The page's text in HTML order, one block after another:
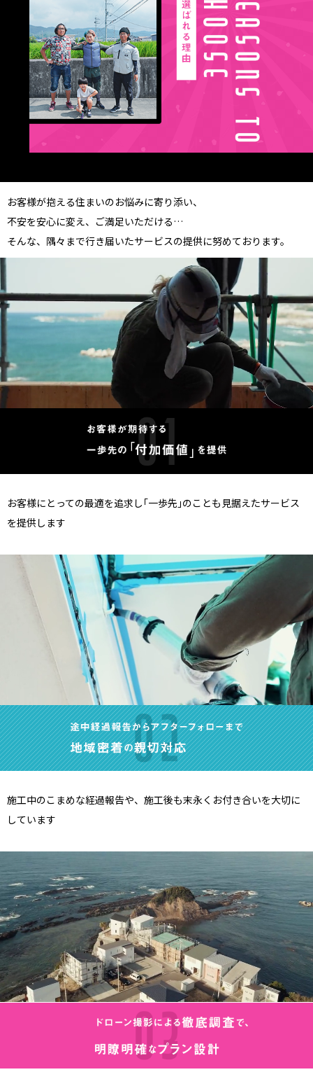
お客様が抱える住まいのお悩みに寄り添い、
不安を安心に変え、ご満足いただける…
そんな、隅々まで行き届いたサービスの提供に努めております。
お客様にとっての最適を追求し｢一歩先｣のことも見据えたサービス
を提供します
施工中のこまめな経過報告や、施工後も末永くお付き合いを大切に
しています